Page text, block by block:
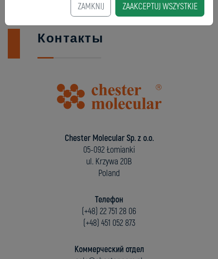
Контакты
Chester Molecular Sp. z o.o.
05-092 Łomianki
ul. Krzywa 20B
Poland
Телефон
(+48) 22 751 28 06
(+48) 451 052 873
Коммерческий отдел
ZAMKNIJ ZAAKCEPTUJ WSZYSTKIE